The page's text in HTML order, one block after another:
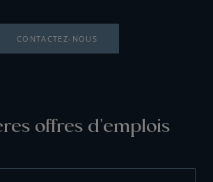
CONTACTEZ-NOUS
offres d'emplois